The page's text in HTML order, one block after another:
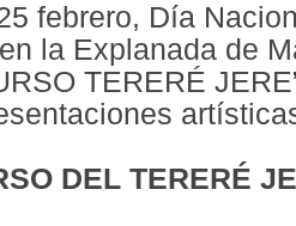
febrero, Día
la Explanada de
TERERÉ
DEL TERERÉ